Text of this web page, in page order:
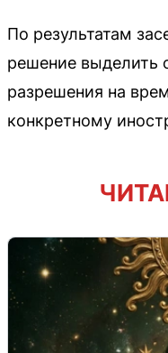
По результатам
решение выделить
разрешения на
конкретному